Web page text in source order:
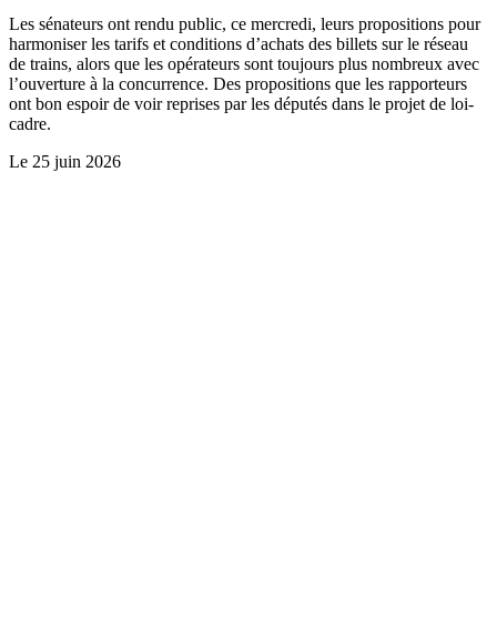
Les sénateurs ont rendu public, ce mercredi, leurs propositions pour
harmoniser les tarifs et conditions d’achats des billets sur le réseau
de trains, alors que les opérateurs sont toujours plus nombreux avec
l’ouverture à la concurrence. Des propositions que les rapporteurs
ont bon espoir de voir reprises par les députés dans le projet de loi-
cadre.
Le 25 juin 2026